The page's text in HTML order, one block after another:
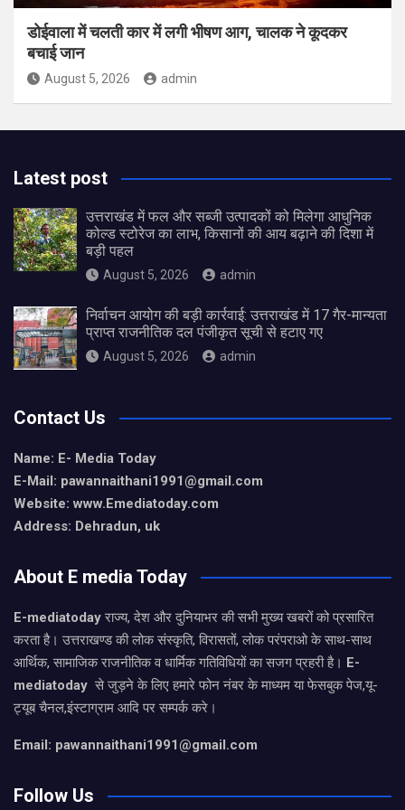
डोईवाला में चलती कार में लगी भीषण आग, चालक ने कूदकर
बचाई जान
August 5, 2026 admin
Latest post
उत्तराखंड में फल और सब्जी उत्पादकों को मिलेगा आधुनिक
कोल्ड स्टोरेज का लाभ, किसानों की आय बढ़ाने की दिशा में
बड़ी पहल
August 5, 2026 admin
निर्वाचन आयोग की बड़ी कार्रवाई: उत्तराखंड में 17 गैर-मान्यता
प्राप्त राजनीतिक दल पंजीकृत सूची से हटाए गए
August 5, 2026 admin
Contact Us
Name: E- Media Today
E-Mail: pawannaithani1991@gmail.com
Website: www.Emediatoday.com
Address: Dehradun, uk
About E media Today
E-mediatodayराज्य, देश और दुनियाभर की सभी मुख्य खबरों को प्रसारित
करता है। उत्तराखण्ड की लोक संस्कृति, विरासतों, लोक परंपराओ के साथ-साथ
आर्थिक, सामाजिक राजनीतिक व धार्मिक गतिविधियों का सजग प्रहरी है। E-
mediatoday से जुड़ने के लिए हमारे फोन नंबर के माध्यम या फेसबुक पेज,यू-
ट्यूब चैनल,इंस्टाग्राम आदि पर सम्पर्क करे।
Email: pawannaithani1991@gmail.com
Follow Us